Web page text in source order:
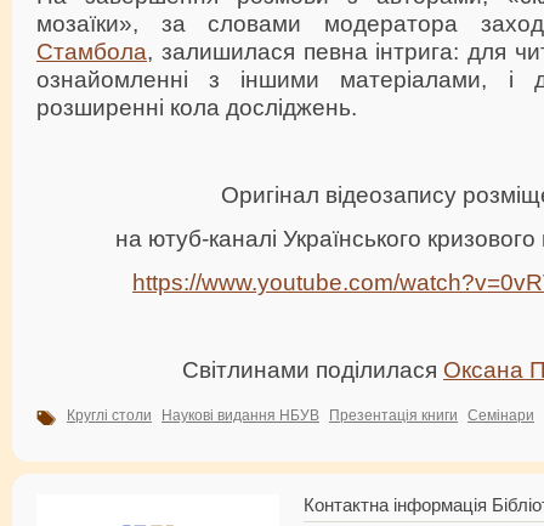
мозаїки», за словами модератора
Стамбола, залишилася певна інтрига: для
ознайомленні з іншими матеріалами, і
розширенні кола досліджень.
Оригінал відеозапису
на ютуб-каналі Українського
https://www.youtube.com/
Світлинами поділилася Оксана
Круглі столи Наукові видання НБУВ Презентація книги Семінари
Контактна інформація